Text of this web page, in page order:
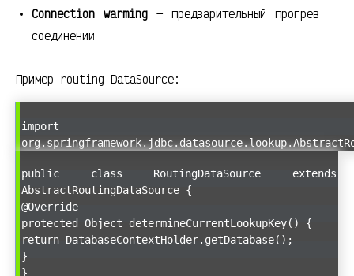
Connection warming— предварительный прогрев
соединений
Пример routing DataSource:
import
public class RoutingDataSource extends
AbstractRoutingDataSource {
@Override
protected Object determineCurrentLookupKey() {
return DatabaseContextHolder.getDatabase();
}
}